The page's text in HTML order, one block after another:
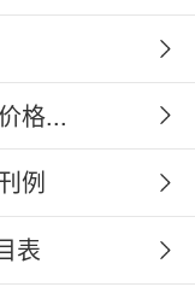
格...
例
表